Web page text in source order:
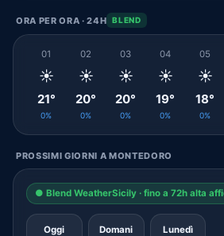
ORA PER ORA · 24H BLEND
01
☀️
21°
0%
02
☀️
20°
0%
03
☀️
20°
0%
04
☀️
19°
0%
05
☀️
18°
0%
PROSSIMI GIORNI A MONTEDORO
● Blend WeatherSicily · fino a 72h alta
Oggi Domani Lunedì